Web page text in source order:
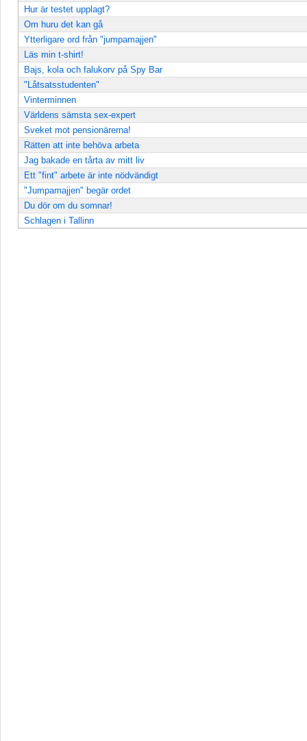
Hur är testet upplagt?
Om huru det kan gå
Ytterligare ord från "jumpamajjen"
Läs min t-shirt!
Bajs, kola och falukorv på Spy Bar
"Låtsatsstudenten"
Vinterminnen
Världens sämsta sex-expert
Sveket mot pensionärerna!
Rätten att inte behöva arbeta
Jag bakade en tårta av mitt liv
Ett "fint" arbete är inte nödvändigt
"Jumpamajjen" begär ordet
Du dör om du somnar!
Schlagen i Tallinn